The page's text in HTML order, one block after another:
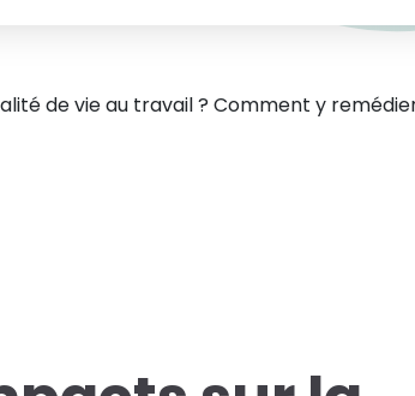
de vie au travail ? Comment y